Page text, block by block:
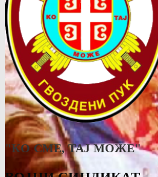
"КО СМЕ, ТАJ МОЖЕ"